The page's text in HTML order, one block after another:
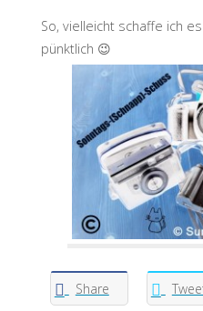
So, vielleicht schaffe ich
pünktlich 😉
Share